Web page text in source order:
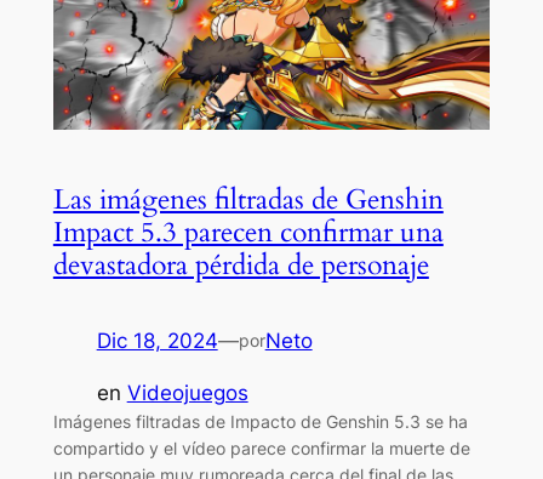
Las imágenes filtradas de Genshin
Impact 5.3 parecen confirmar una
devastadora pérdida de personaje
Dic 18, 2024—porNeto
en Videojuegos
Imágenes filtradas de Impacto de Genshin 5.3 se ha
compartido y el vídeo parece confirmar la muerte de